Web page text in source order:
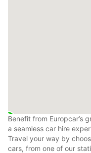
Benefit from Europcar’s
a seamless car hire
Travel your way by
cars, from one of our